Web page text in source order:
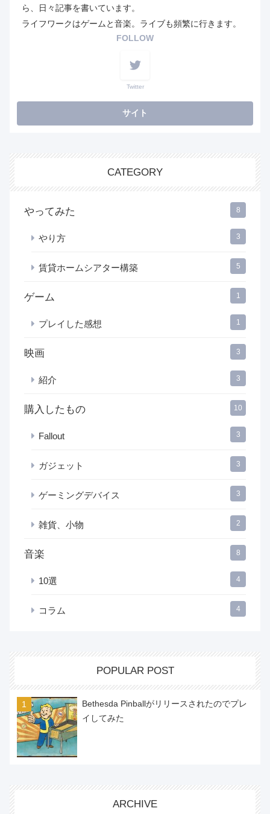
ら、日々記事を書いています。
ライフワークはゲームと音楽。ライブも頻繁に行きます。
FOLLOW
Twitter
CATEGORY
やってみた 8
やり方 3
賃貸ホームシアター構築 5
ゲーム 1
プレイした感想 1
映画 3
紹介 3
購入したもの 10
Fallout 3
ガジェット 3
ゲーミングデバイス 3
雑貨、小物 2
音楽 8
10選 4
コラム 4
POPULAR POST
Bethesda Pinballがリリースされたのでプレ
イしてみた
ARCHIVE